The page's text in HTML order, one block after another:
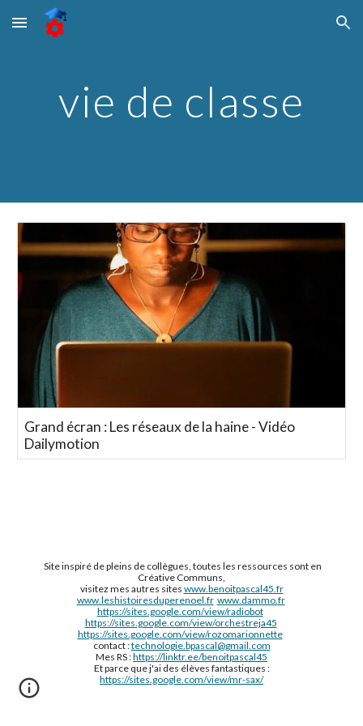
Skip to main content Skip to navigation
vie de classe
Grand écran : Les réseaux de la haine - Vidéo
Dailymotion
Site inspiré de pleins de collègues, toutes les ressources sont en
Créative Communs,
visitez mes autres sites www.benoitpascal45.fr
www.leshistoiresduperenoel.fr www.dammo.fr
https://sites.google.com/view/radiobot
https://sites.google.com/view/orchestreja45
https://sites.google.com/view/rozomarionnette
contact :technologie.bpascal@gmail.com
Mes RS :https://linktr.ee/benoitpascal45
Et parce que j'ai des élèves fantastiques :
https://sites.google.com/view/mr-sax/